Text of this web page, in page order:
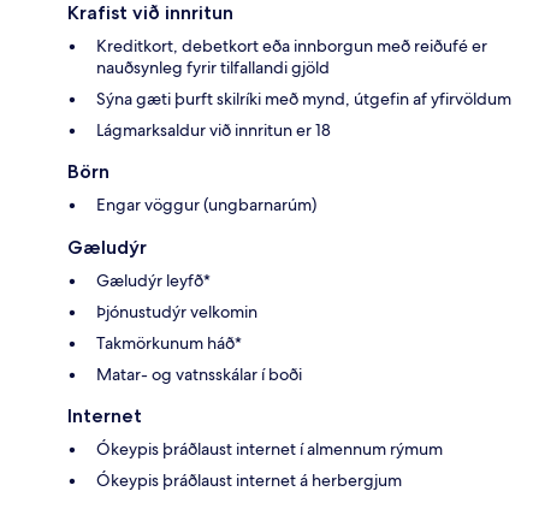
Krafist við innritun
Kreditkort, debetkort eða innborgun með reiðufé er
nauðsynleg fyrir tilfallandi gjöld
Sýna gæti þurft skilríki með mynd, útgefin af yfirvöldum
Lágmarksaldur við innritun er 18
Börn
Engar vöggur (ungbarnarúm)
Gæludýr
Gæludýr leyfð*
Þjónustudýr velkomin
Takmörkunum háð*
Matar- og vatnsskálar í boði
Internet
Ókeypis þráðlaust internet í almennum rýmum
Ókeypis þráðlaust internet á herbergjum